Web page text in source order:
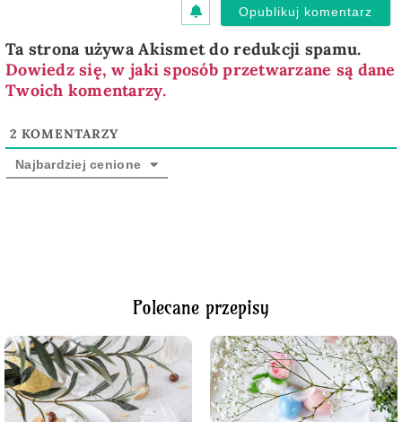
Ta strona używa Akismet do redukcji spamu.
Dowiedz się, w jaki sposób przetwarzane są dane
Twoich komentarzy.
2 KOMENTARZY
Najbardziej cenione
Polecane przepisy